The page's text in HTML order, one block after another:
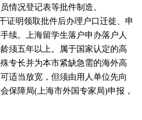
情况登记表等批件制造。
明领取批件后办理户口迁徙、申
续。上海留学生落户申办落户人
须五年以上。属于国家认定的高
专长并为本市紧缺急需的海外高
适当放宽，但须由用人单位先向
保障局(上海市外国专家局)申报，